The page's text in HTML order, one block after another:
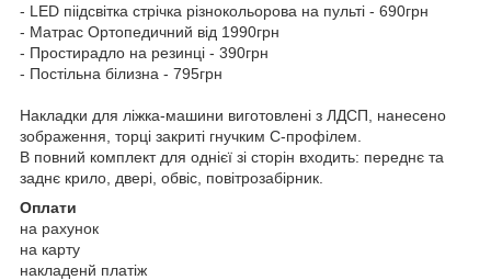
- LED піідсвітка стрічка різнокольорова на пульті - 690грн
- Матрас Ортопедичний від 1990грн
- Простирадло на резинці - 390грн
- Постільна білизна - 795грн
Накладки для ліжка-машини виготовлені з ЛДСП, нанесено
зображення, торці закриті гнучким С-профілем.
В повний комплект для однієї зі сторін входить: переднє та
заднє крило, двері, обвіс, повітрозабірник.
Оплати
на рахунок
на карту
накладенй платіж